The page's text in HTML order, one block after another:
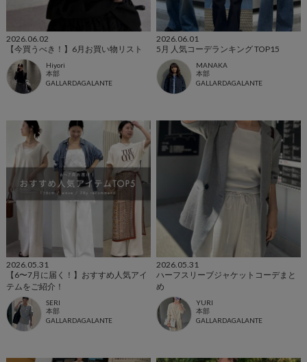
2026.06.02
【今買うべき！】6月お買い物リスト
Hiyori
本部
GALLARDAGALANTE
2026.06.01
5月 人気コーデランキング TOP15
MANAKA
本部
GALLARDAGALANTE
2026.05.31
【6〜7月に届く！】おすすめ人気アイ
テムをご紹介！
SERI
本部
GALLARDAGALANTE
2026.05.31
ハーフスリーブジャケットコーデまと
め
YURI
本部
GALLARDAGALANTE